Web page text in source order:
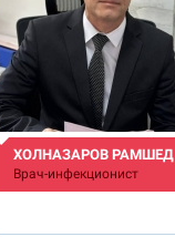
ХОЛНАЗАРОВ РАМШЕД
Врач-инфекционист